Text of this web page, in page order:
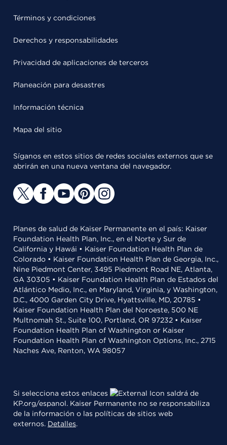
Términos y condiciones
Derechos y responsabilidades
Privacidad de aplicaciones de terceros
Planeación para desastres
Información técnica
Mapa del sitio
Síganos en estos sitios de redes sociales externos que se
abrirán en una nueva ventana del navegador.
Planes de salud de Kaiser Permanente en el país: Kaiser
Foundation Health Plan, Inc., en el Norte y Sur de
California y Hawái • Kaiser Foundation Health Plan de
Colorado • Kaiser Foundation Health Plan de Georgia, Inc.,
Nine Piedmont Center, 3495 Piedmont Road NE, Atlanta,
GA 30305 • Kaiser Foundation Health Plan de Estados del
Atlántico Medio, Inc., en Maryland, Virginia, y Washington,
D.C., 4000 Garden City Drive, Hyattsville, MD, 20785 •
Kaiser Foundation Health Plan del Noroeste, 500 NE
Multnomah St., Suite 100, Portland, OR 97232 • Kaiser
Foundation Health Plan of Washington or Kaiser
Foundation Health Plan of Washington Options, Inc., 2715
Naches Ave, Renton, WA 98057
Si selecciona estos enlaces
saldrá de
KP.org/espanol. Kaiser Permanente no se responsabiliza
de la información o las políticas de sitios web
externos. Detalles.